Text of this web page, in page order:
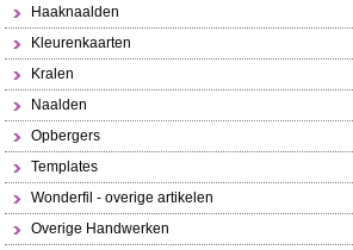
Haaknaalden
Kleurenkaarten
Kralen
Naalden
Opbergers
Templates
Wonderfil - overige artikelen
Overige Handwerken